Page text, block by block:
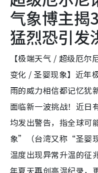
气象博主揭
猛烈恐引发
【极端天气 / 超级厄
变化 / 圣婴现象】近年
雨的威力相信都记忆犹
面临新一波挑战！近日
均发出警告，指全球
象”（台湾又称“圣婴
温度出现异常升温的征
年夏天再创高温纪录，